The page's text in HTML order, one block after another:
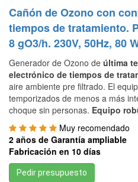
Cañón de Ozono con
tiempos de tratamiento.
8 gO3/h. 230V, 50Hz, 80
Generador de Ozono de última
electrónico de tiempos de
aire ambiente pre filtrado. El
temporizados de menos a más
choque sin personas. Equipo
Muy recomendado
2 años de Garantía ampliable
Fabricación en 10 días
Pedir presupuesto